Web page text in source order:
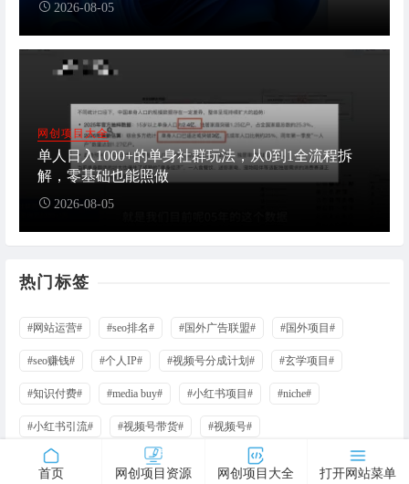
2026-08-05
网创项目大全
单人日入1000+的单身社群玩法，从0到1全流程拆
解，零基础也能照做
2026-08-05
热门标签
#网站运营# #seo排名# #国外广告联盟# #国外项目#
#seo赚钱# #个人IP# #视频号分成计划# #玄学项目#
#知识付费# #media buy# #小红书项目# #niche#
#小红书引流# #视频号带货# #视频号#
首页 网创项目资源 网创项目大全 打开网站菜单